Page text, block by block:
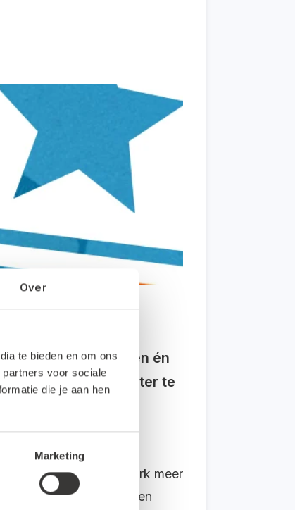
Over
te bieden en om ons
voor sociale
die je aan hen
Marketing
orders maken én
helpt om efficiënter te
komt geen papierwerk meer
Wie heeft artikelen